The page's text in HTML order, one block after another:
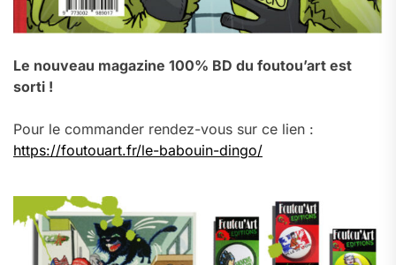
Le nouveau magazine 100% BD du foutou’art est
sorti !
Pour le commander rendez-vous sur ce lien :
https://foutouart.fr/le-babouin-dingo/